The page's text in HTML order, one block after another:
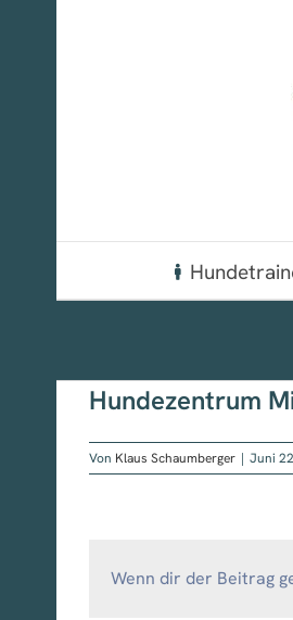
Hundezentrum
Von Klaus Schaumberger | Juni
Wenn dir der Beitrag